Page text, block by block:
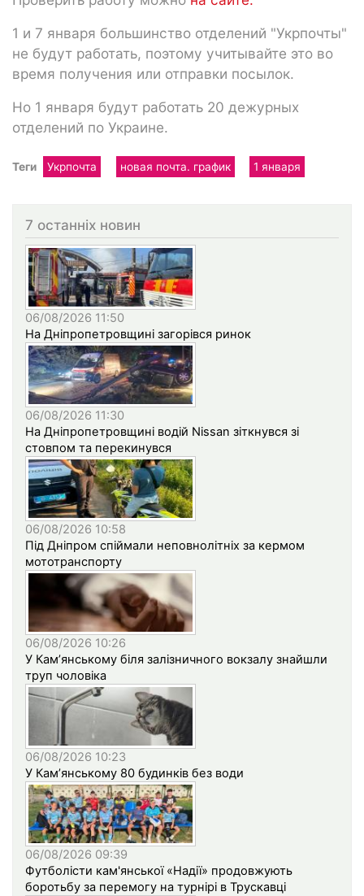
1 и 7 января большинство отделений "Укрпочты"
не будут работать, поэтому учитывайте это во
время получения или отправки посылок.
Но 1 января будут работать 20 дежурных
отделений по Украине.
Теги Укрпочта новая почта. график 1 января
7 останніх новин
06/08/2026 11:50
На Дніпропетровщині загорівся ринок
06/08/2026 11:30
На Дніпропетровщині водій Nissan зіткнувся зі
стовпом та перекинувся
06/08/2026 10:58
Під Дніпром спіймали неповнолітніх за кермом
мототранспорту
06/08/2026 10:26
У Кам’янському біля залізничного вокзалу знайшли
труп чоловіка
06/08/2026 10:23
У Кам’янському 80 будинків без води
06/08/2026 09:39
Футболісти кам'янської «Надії» продовжують
боротьбу за перемогу на турнірі в Трускавці